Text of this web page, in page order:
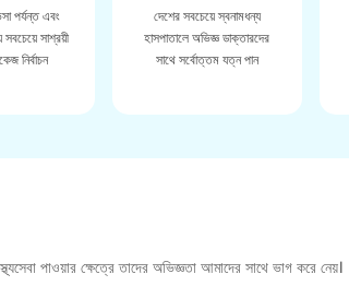
পর্যন্ত এবং
সবচেয়ে সাশ্রয়ী
নির্বাচন
দেশের সবচেয়ে স্বনামধন্য
হাসপাতালে অভিজ্ঞ ডাক্তারদের
সাথে সর্বোত্তম যত্ন পান
পাওয়ার ক্ষেত্রে তাদের অভিজ্ঞতা আমাদের সাথে ভাগ করে নেয়।